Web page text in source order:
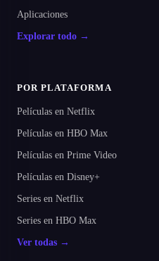
Aplicaciones
Explorar todo →
POR PLATAFORMA
Películas en Netflix
Películas en HBO Max
Películas en Prime Video
Películas en Disney+
Series en Netflix
Series en HBO Max
Ver todas →